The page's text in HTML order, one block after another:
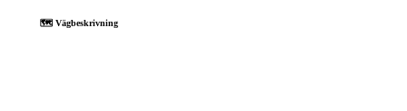
🗺 Vägbeskrivning